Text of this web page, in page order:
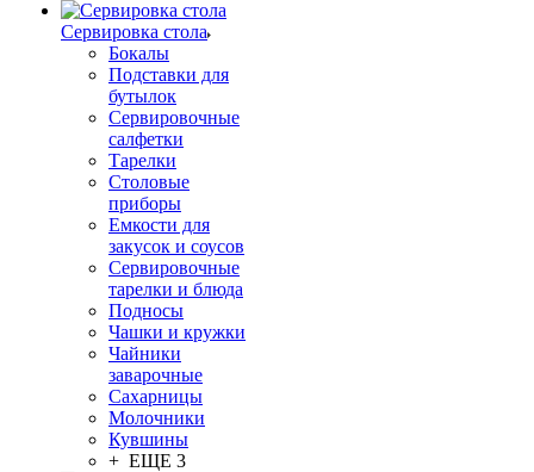
Сервировка стола
Бокалы
Подставки для
бутылок
Сервировочные
салфетки
Тарелки
Столовые
приборы
Емкости для
закусок и соусов
Сервировочные
тарелки и блюда
Подносы
Чашки и кружки
Чайники
заварочные
Сахарницы
Молочники
Кувшины
+ ЕЩЕ 3